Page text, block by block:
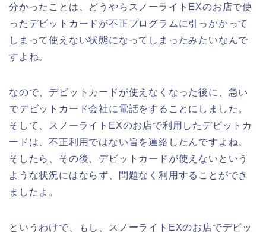
分かったことは、どうやらスノーライトEXのお店で使
ったデビットカードが不正プログラムに引っかかって
しまって使えない状態になってしまったみたいなんで
すよね。
なので、デビットカードが使えなくなった後に、急い
でデビットカード会社に電話をすることにしました。
そして、スノーライトEXのお店で利用したデビットカ
ードは、不正利用ではない旨を連絡したんですよね。
そしたら、その後、デビットカードが使えないという
ような状況にはならず、問題なく利用することができ
ましたよ。
というわけで、もし、スノーライトEXのお店でデビッ